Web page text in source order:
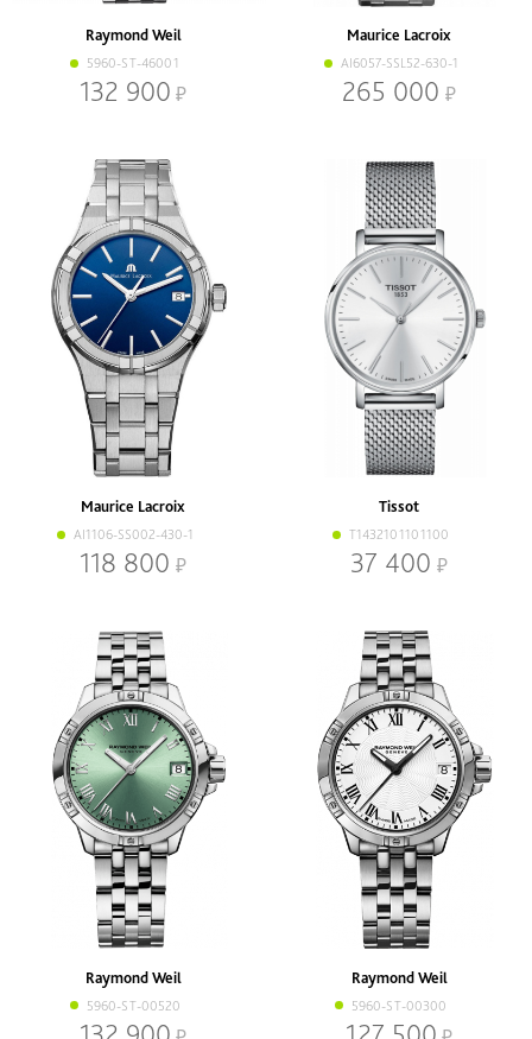
Raymond Weil
5960-ST-46001
132 900
Maurice Lacroix
AI6057-SSL52-630-1
265 000
Maurice Lacroix
AI1106-SS002-430-1
118 800
Tissot
T1432101101100
37 400
Raymond Weil
5960-ST-00520
Raymond Weil
5960-ST-00300